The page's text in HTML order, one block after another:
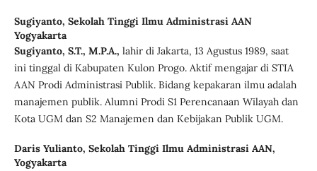
Sugiyanto, Sekolah Tinggi Ilmu Administrasi AAN
Yogyakarta
Sugiyanto, S.T., M.P.A., lahir di Jakarta, 13 Agustus 1989, saat
ini tinggal di Kabupaten Kulon Progo. Aktif mengajar di STIA
AAN Prodi Administrasi Publik. Bidang kepakaran ilmu adalah
manajemen publik. Alumni Prodi S1 Perencanaan Wilayah dan
Kota UGM dan S2 Manajemen dan Kebijakan Publik UGM.
Daris Yulianto, Sekolah Tinggi Ilmu Administrasi AAN,
Yogyakarta